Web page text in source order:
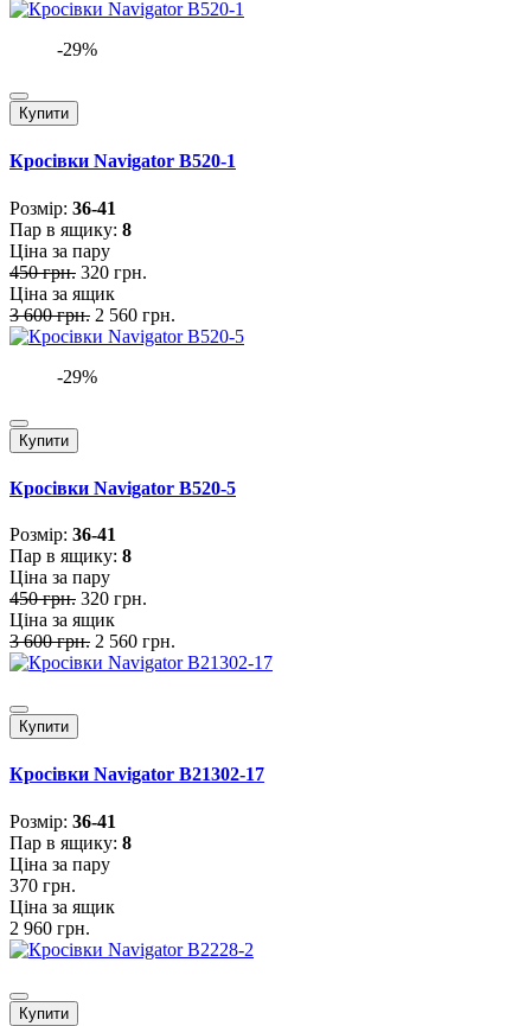
-29%
Купити
Кросівки Navigator B520-1
Розмiр: 36-41
Пар в ящику: 8
Ціна за пару
450 грн. 320 грн.
Ціна за ящик
3 600 грн. 2 560 грн.
-29%
Купити
Кросівки Navigator B520-5
Розмiр: 36-41
Пар в ящику: 8
Ціна за пару
450 грн. 320 грн.
Ціна за ящик
3 600 грн. 2 560 грн.
Купити
Кросівки Navigator B21302-17
Розмiр: 36-41
Пар в ящику: 8
Ціна за пару
370 грн.
Ціна за ящик
2 960 грн.
Купити